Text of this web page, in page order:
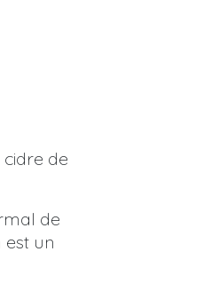
de
de
un